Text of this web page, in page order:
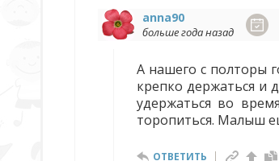
anna90
больше года назад
А нашего с полторы
крепко держаться и
удержаться во
торопиться. Малыш
ОТВЕТИТЬ